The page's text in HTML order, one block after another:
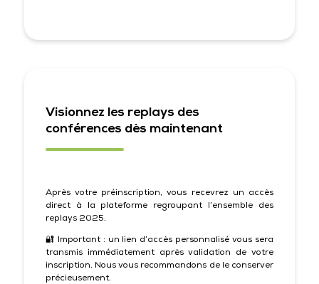
Visionnez les replays des
conférences dès maintenant
Après votre préinscription, vous recevrez un accès
direct à la plateforme regroupant l’ensemble des
replays 2025.
🔐 Important : un lien d’accès personnalisé vous sera
transmis immédiatement après validation de votre
inscription. Nous vous recommandons de le conserver
précieusement.